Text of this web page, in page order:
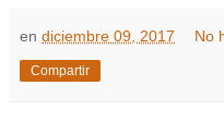
en diciembre 09, 2017 No
Compartir